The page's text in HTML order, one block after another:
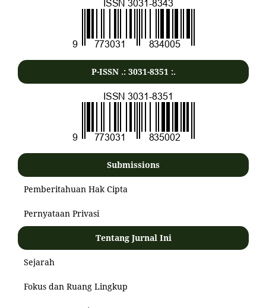
P-ISSN .: 3031-8351:.
Submissions
Pemberitahuan Hak Cipta
Pernyataan Privasi
Tentang Jurnal Ini
Sejarah
Fokus dan Ruang Lingkup